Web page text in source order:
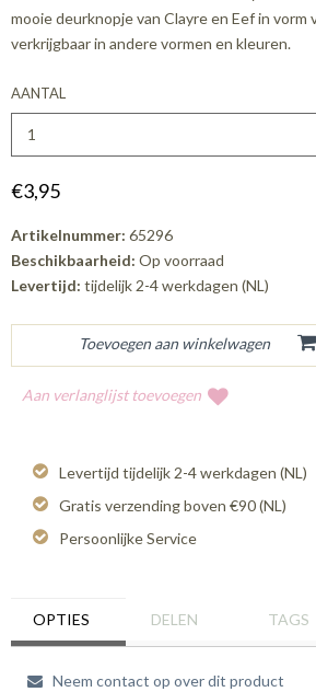
mooie deurknopje van Clayre en Eef in
verkrijgbaar in andere vormen en kleuren.
AANTAL
€3,95
Artikelnummer: 65296
Beschikbaarheid: Op voorraad
Levertijd: tijdelijk 2-4 werkdagen (NL)
Aan verlanglijst toevoegen
Levertijd tijdelijk 2-4 werkdagen (NL)
Gratis verzending boven €90 (NL)
Persoonlijke Service
OPTIES DELEN TAGS
Neem contact op over dit product